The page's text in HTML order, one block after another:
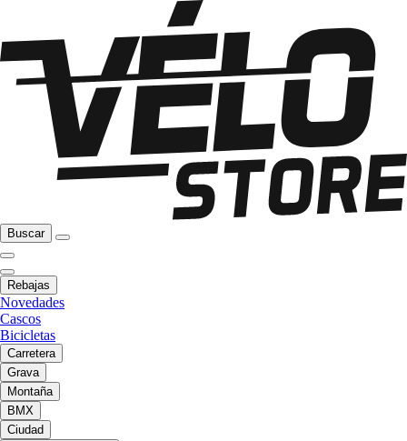
Buscar
Rebajas
Novedades
Cascos
Bicicletas
Carretera
Grava
Montaña
BMX
Ciudad